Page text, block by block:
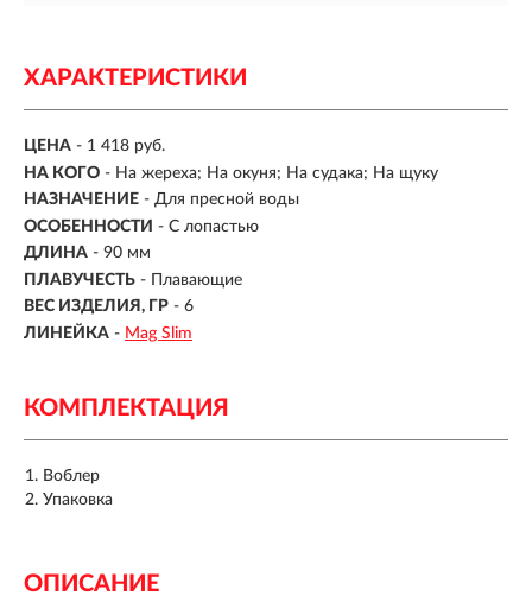
ХАРАКТЕРИСТИКИ
ЦЕНА - 1 418 руб.
НА КОГО - На жереха; На окуня; На судака; На щуку
НАЗНАЧЕНИЕ - Для пресной воды
ОСОБЕННОСТИ - С лопастью
ДЛИНА - 90 мм
ПЛАВУЧЕСТЬ - Плавающие
ВЕС ИЗДЕЛИЯ, ГР - 6
ЛИНЕЙКА - Mag Slim
КОМПЛЕКТАЦИЯ
Воблер
Упаковка
ОПИСАНИЕ